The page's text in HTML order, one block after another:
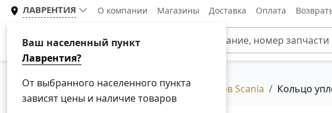
ЛАВРЕНТИЯ
Ваш населенный пункт
Лаврентия?
От выбранного населенного пункта
зависят цены и наличие товаров
О компании Магазины Доставка Оплата
Каталог
Главная Каталог Двигатели для грузовиков Scania Кольцо